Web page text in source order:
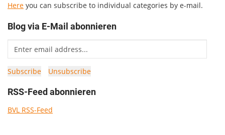
Here you can subscribe to individual categories by e-mail.
Blog via E-Mail abonnieren
RSS-Feed abonnieren
BVL RSS-Feed